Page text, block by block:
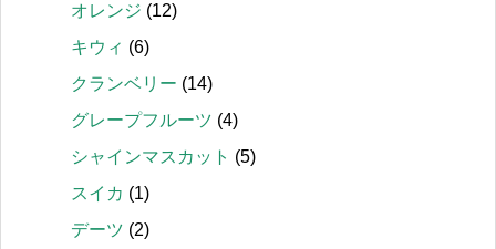
オレンジ (12)
キウィ (6)
クランベリー (14)
グレープフルーツ (4)
シャインマスカット (5)
スイカ (1)
デーツ (2)